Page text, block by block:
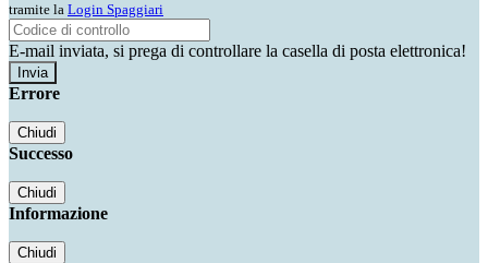
tramite la Login Spaggiari
E-mail inviata, si prega di controllare la casella di posta elettronica!
Errore
Chiudi
Successo
Chiudi
Informazione
Chiudi